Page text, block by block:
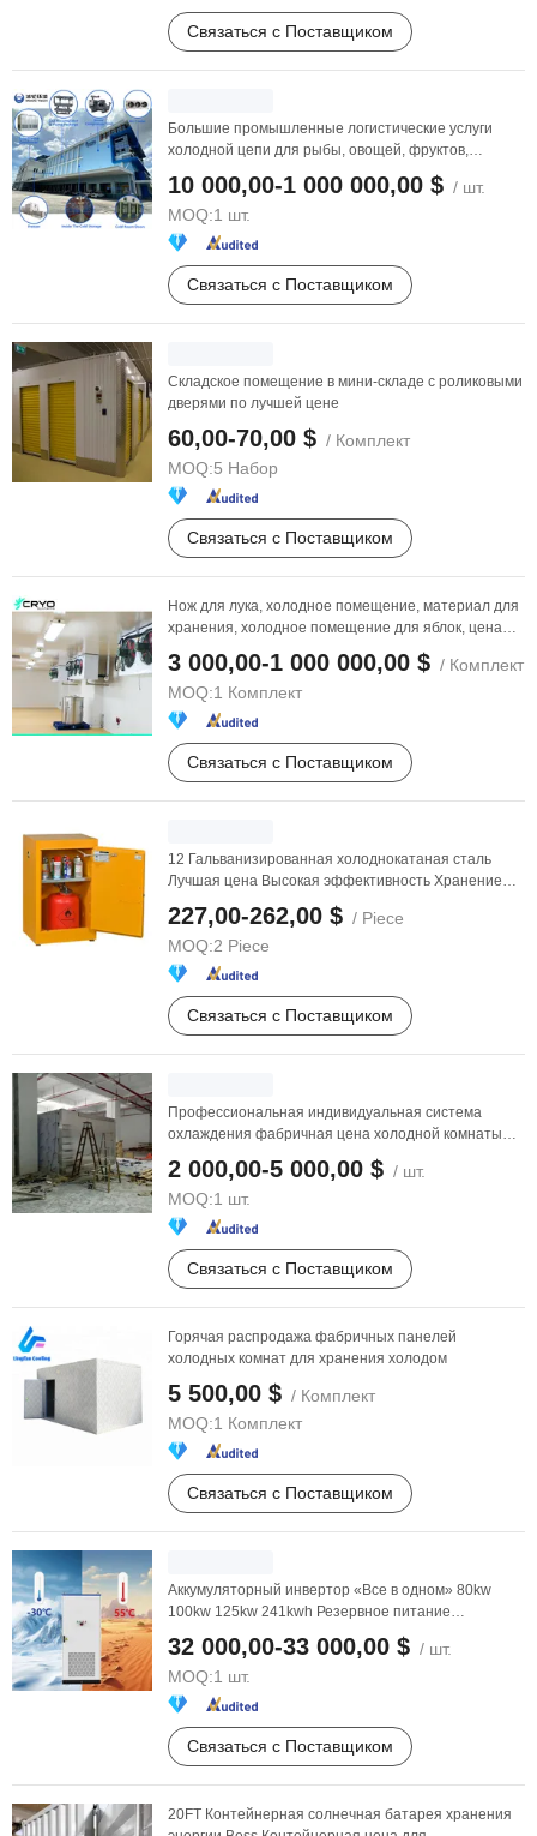
Связаться с Поставщиком
Большие промышленные логистические услуги
холодной цепи для рыбы, овощей, фруктов,
10 000,00-1 000 000,00 $ / шт.
MOQ:1 шт.
Связаться с Поставщиком
Складское помещение в мини-складе с роликовыми
дверями по лучшей цене
60,00-70,00 $ / Комплект
MOQ:5 Набор
Связаться с Поставщиком
Нож для лука, холодное помещение, материал для
хранения, холодное помещение для яблок, цена
3 000,00-1 000 000,00 $ / Комплект
MOQ:1 Комплект
Связаться с Поставщиком
12 Гальванизированная холоднокатаная сталь
Лучшая цена Высокая эффективность Хранение
227,00-262,00 $ / Piece
MOQ:2 Piece
Связаться с Поставщиком
Профессиональная индивидуальная система
охлаждения фабричная цена холодной комнаты
2 000,00-5 000,00 $ / шт.
MOQ:1 шт.
Связаться с Поставщиком
Горячая распродажа фабричных панелей
холодных комнат для хранения холодом
5 500,00 $ / Комплект
MOQ:1 Комплект
Связаться с Поставщиком
Аккумуляторный инвертор «Все в одном» 80kw
100kw 125kw 241kwh Резервное питание
32 000,00-33 000,00 $ / шт.
MOQ:1 шт.
Связаться с Поставщиком
20FT Контейнерная солнечная батарея хранения